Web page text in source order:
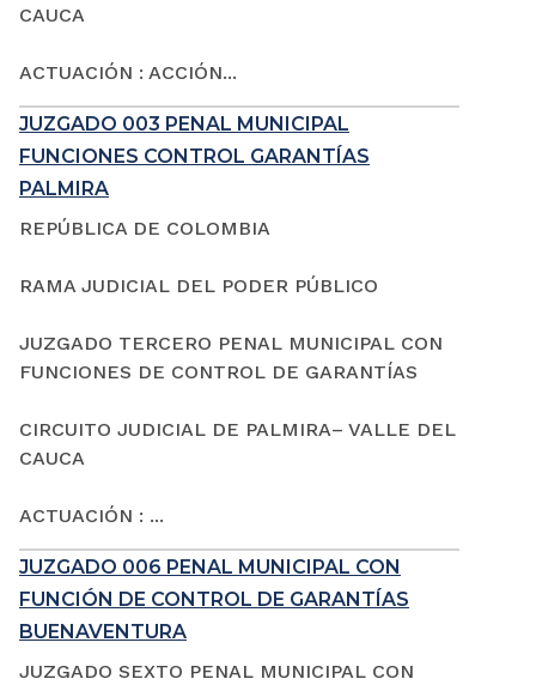
CAUCA
ACTUACIÓN : ACCIÓN...
JUZGADO 003 PENAL MUNICIPAL
FUNCIONES CONTROL GARANTÍAS
PALMIRA
REPÚBLICA DE COLOMBIA
RAMA JUDICIAL DEL PODER PÚBLICO
JUZGADO TERCERO PENAL MUNICIPAL CON
FUNCIONES DE CONTROL DE GARANTÍAS
CIRCUITO JUDICIAL DE PALMIRA– VALLE DEL
CAUCA
ACTUACIÓN : ...
JUZGADO 006 PENAL MUNICIPAL CON
FUNCIÓN DE CONTROL DE GARANTÍAS
BUENAVENTURA
JUZGADO SEXTO PENAL MUNICIPAL CON